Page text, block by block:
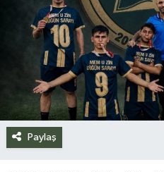
Paylaş
Spor
Teknoloji
Yazarlar